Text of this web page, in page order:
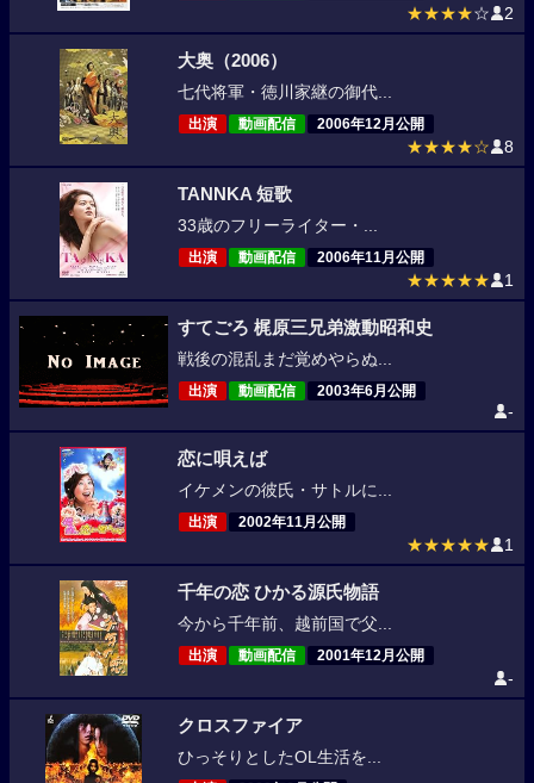
★★★★☆ 2
大奥（2006）
七代将軍・徳川家継の御代...
出演 動画配信 2006年12月公開
★★★★☆ 8
TANNKA 短歌
33歳のフリーライター・...
出演 動画配信 2006年11月公開
★★★★★ 1
すてごろ 梶原三兄弟激動昭和史
戦後の混乱まだ覚めやらぬ...
出演 動画配信 2003年6月公開
-
恋に唄えば
イケメンの彼氏・サトルに...
出演 2002年11月公開
★★★★★ 1
千年の恋 ひかる源氏物語
今から千年前、越前国で父...
出演 動画配信 2001年12月公開
-
クロスファイア
ひっそりとしたOL生活を...